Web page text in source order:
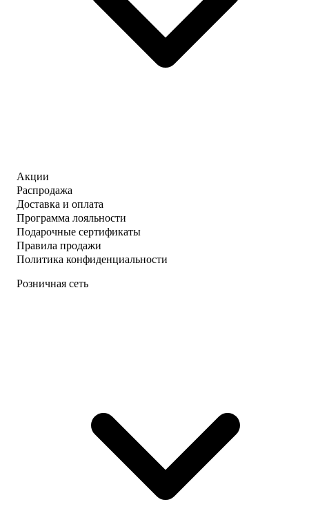
Акции
Распродажа
Доставка и оплата
Программа лояльности
Подарочные сертификаты
Правила продажи
Политика конфиденциальности
Розничная сеть